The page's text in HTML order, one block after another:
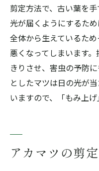
剪定方法で、古い葉を
光が届くようにするた
全体から生えているた
悪くなってしまいます
きりさせ、害虫の予防
としたマツは日の光が
いますので、「もみ上げ
アカマツの剪